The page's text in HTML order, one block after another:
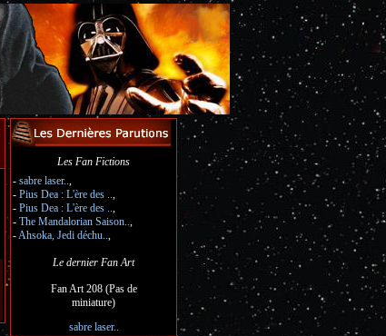
Les Fan Fictions
- sabre laser..,
- Pius Dea : L'ère des ..,
- Pius Dea : L'ère des ..,
- The Mandalorian Saison..,
-Ahsoka, Jedi déchu..,
Le dernier Fan Art
Fan Art 208 (Pas de
miniature)
sabre laser..